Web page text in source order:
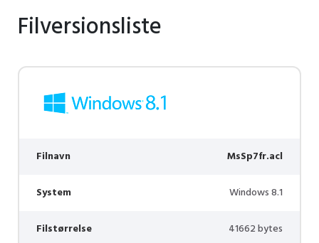
Filversionsliste
Filnavn MsSp7fr.acl
System Windows 8.1
Filstørrelse 41662 bytes